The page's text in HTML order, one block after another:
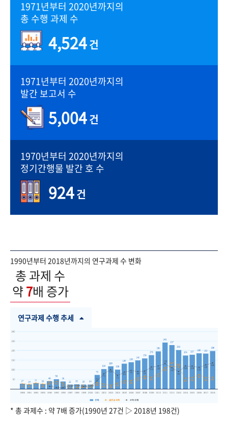
1971년부터 2020년까지의
총 수행 과제 수
4,524건
1971년부터 2020년까지의
발간 보고서 수
5,004건
1970년부터 2020년까지의
정기간행물 발간 호 수
924건
1990년부터 2018년까지의 연구과제 수 변화
총 과제 수
약7배 증가
연구과제 수행 추세
* 총 과제수 : 약 7배 증가(1990년 27건 ▷ 2018년 198건)